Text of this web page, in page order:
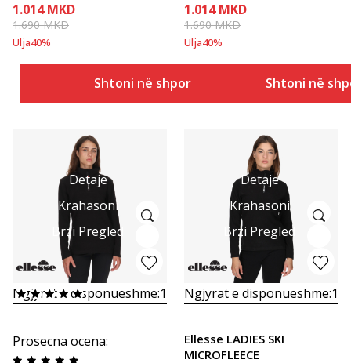
1.014 MKD
1.690MKD
Ulja40%
Shtoni në shportë
1.014 MKD
1.690MKD
Ulja40%
Shtoni në
Detaje
Krahasoni
Brzi Pregled
Ngjyrat e disponueshme:1
Prosecna ocena:
Detaje
Krahasoni
Brzi Pregled
Ngjyrat e disponueshme:1
Ellesse LADIES SKI
MICROFLEECE